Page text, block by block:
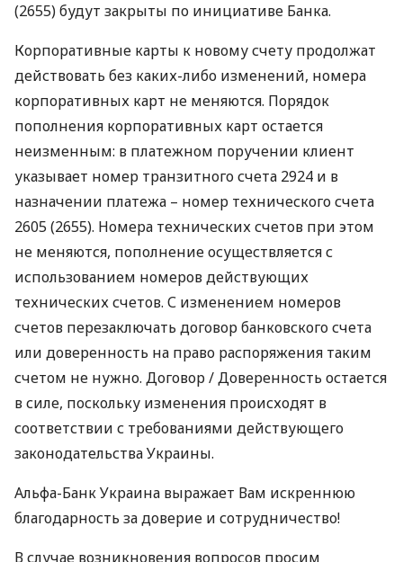
(2655) будут закрыты по инициативе Банка.
Корпоративные карты к новому счету продолжат
действовать без каких-либо изменений, номера
корпоративных карт не меняются. Порядок
пополнения корпоративных карт остается
неизменным: в платежном поручении клиент
указывает номер транзитного счета 2924 и в
назначении платежа – номер технического счета
2605 (2655). Номера технических счетов при этом
не меняются, пополнение осуществляется с
использованием номеров действующих
технических счетов. С изменением номеров
счетов перезаключать договор банковского счета
или доверенность на право распоряжения таким
счетом не нужно. Договор / Доверенность остается
в силе, поскольку изменения происходят в
соответствии с требованиями действующего
законодательства Украины.
Альфа-Банк Украина выражает Вам искреннюю
благодарность за доверие и сотрудничество!
В случае возникновения вопросов просим